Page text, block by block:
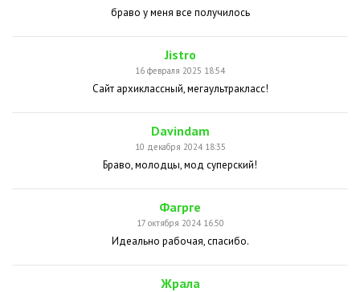
браво у меня все получилось
Jistro
16 февраля 2025 18:54
Сайт архиклассный, мегаультракласс!
Davindam
10 декабря 2024 18:35
Браво, молодцы, мод суперский!
Фагрге
17 октября 2024 16:50
Идеально рабочая, спасибо.
Жрала